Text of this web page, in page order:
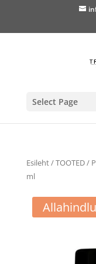
Select Page
Esileht/TOOTED/
ml